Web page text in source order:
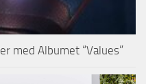
med Albumet “Values”